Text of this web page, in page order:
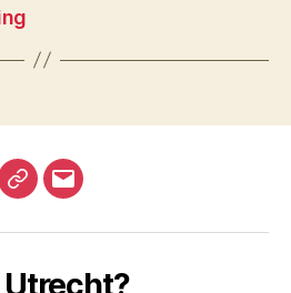
Bluesky
E-
Utrecht?